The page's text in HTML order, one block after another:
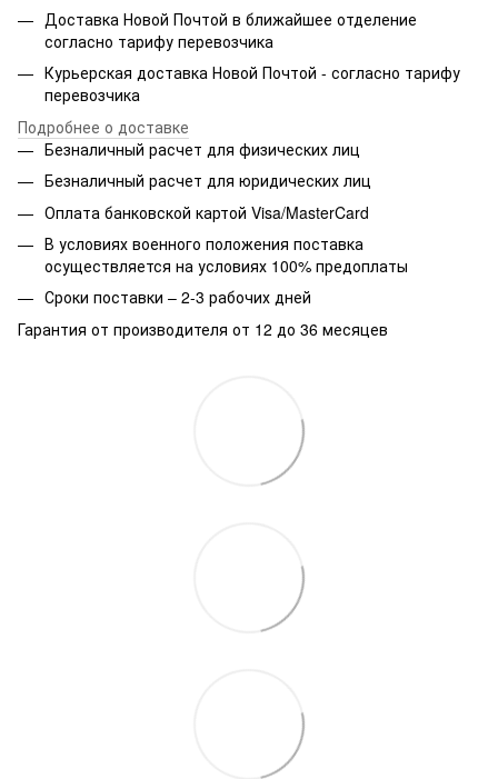
Доставка Новой Почтой в ближайшее отделение
согласно тарифу перевозчика
Курьерская доставка Новой Почтой - согласно тарифу
перевозчика
Подробнее о доставке
Безналичный расчет для физических лиц
Безналичный расчет для юридических лиц
Оплата банковской картой Visa/MasterCard
В условиях военного положения поставка
осуществляется на условиях 100% предоплаты
Сроки поставки – 2-3 рабочих дней
Гарантия от производителя от 12 до 36 месяцев